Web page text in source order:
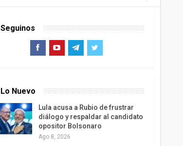
Seguinos
Lo Nuevo
Lula acusa a Rubio de frustrar
diálogo y respaldar al candidato
opositor Bolsonaro
Ago 8, 2026